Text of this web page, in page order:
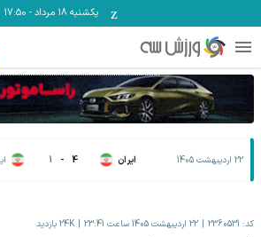
یکشنبه ۱۸ مرداد -
17:50
22 اردیبهشت 1405 ایران 4
-
1
کد: 2360531 22 اردیبهشت 1405 ساعت 23:41 24K بازدید